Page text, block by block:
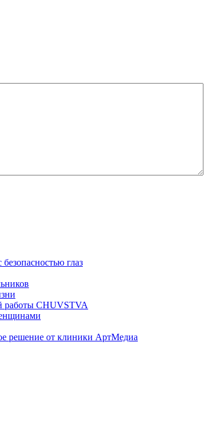
глаз
работы CHUVSTVA
решение от клиники АртМедиа